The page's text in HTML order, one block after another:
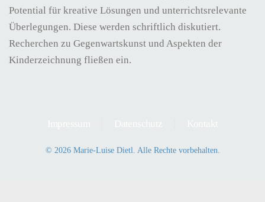
Potential für kreative Lösungen und unterrichtsrelevante
Überlegungen. Diese werden schriftlich diskutiert.
Recherchen zu Gegenwartskunst und Aspekten der
Kinderzeichnung fließen ein.
© 2026Marie-Luise Dietl. Alle Rechte vorbehalten.